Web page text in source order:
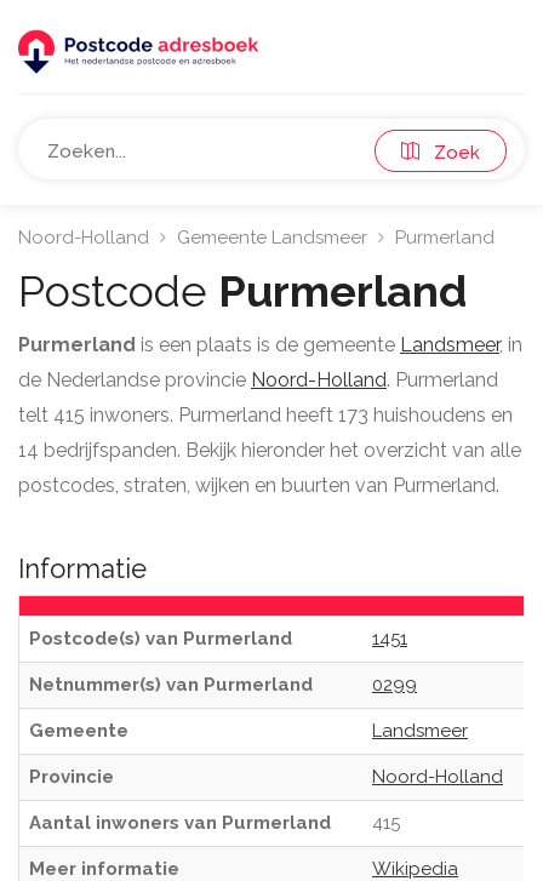
Zoek
Noord-Holland Gemeente Landsmeer Purmerland
Postcode Purmerland
Purmerland is een plaats is de gemeente Landsmeer, in
de Nederlandse provincie Noord-Holland. Purmerland
telt 415 inwoners. Purmerland heeft 173 huishoudens en
14 bedrijfspanden. Bekijk hieronder het overzicht van alle
postcodes, straten, wijken en buurten van Purmerland.
Informatie
Postcode(s) van Purmerland 1451
Netnummer(s) van Purmerland 0299
Gemeente Landsmeer
Provincie Noord-Holland
Aantal inwoners van Purmerland 415
Meer informatie Wikipedia